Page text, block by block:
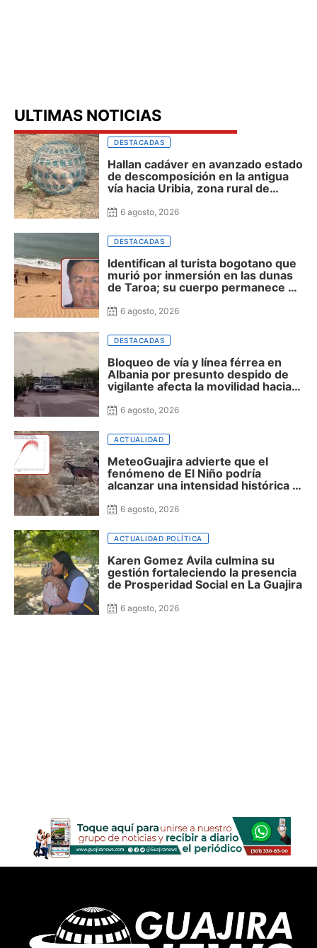
ULTIMAS NOTICIAS
DESTACADAS
Hallan cadáver en avanzado estado
de descomposición en la antigua
vía hacia Uribia, zona rural de
6 agosto, 2026
DESTACADAS
Identifican al turista bogotano que
murió por inmersión en las dunas
de Taroa; su cuerpo permanece en
trasladado
6 agosto, 2026
DESTACADAS
Bloqueo de vía y línea férrea en
Albania por presunto despido de
vigilante afecta la movilidad hacia
6 agosto, 2026
ACTUALIDAD
MeteoGuajira advierte que el
fenómeno de El Niño podría
alcanzar una intensidad histórica y
6 agosto, 2026
ACTUALIDAD POLÍTICA
Karen Gomez Ávila culmina su
gestión fortaleciendo la presencia
de Prosperidad Social en La Guajira
6 agosto, 2026